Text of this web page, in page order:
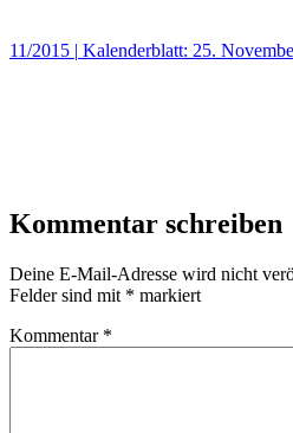
11/2015 | Kalenderblatt: 25.
Kommentar schreiben
Deine E-Mail-Adresse wird nicht
Felder sind mit * markiert
Kommentar *